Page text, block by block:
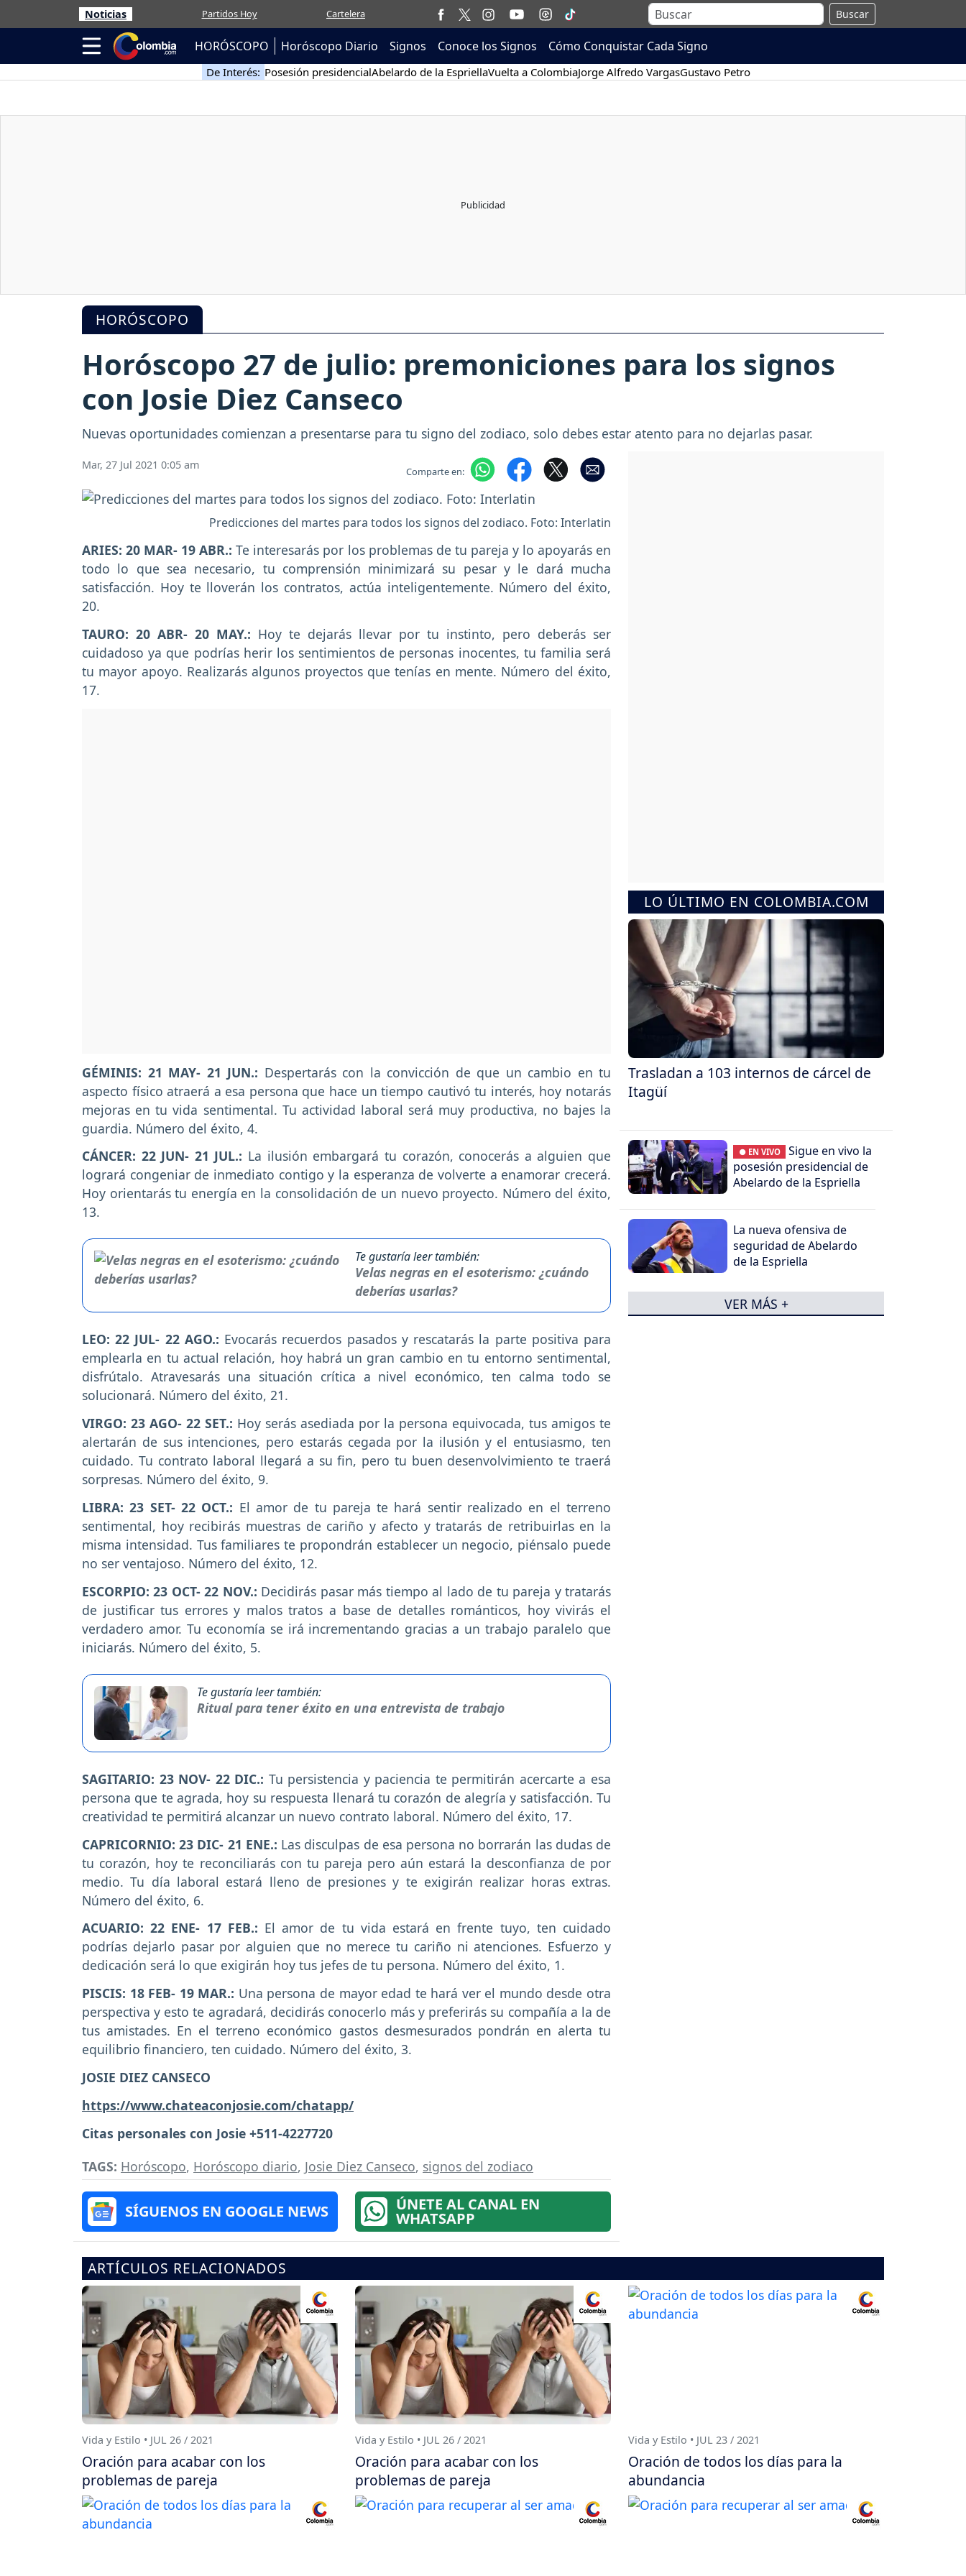
Noticias Partidos Hoy Cartelera Buscar
HORÓSCOPO Horóscopo Diario Signos Conoce los Signos Cómo Conquistar Cada Signo
De Interés: Posesión presidencialAbelardo de la EspriellaVuelta a ColombiaJorge Alfredo VargasGustavo Petro
HORÓSCOPO
Horóscopo 27 de julio: premoniciones para los signos
con Josie Diez Canseco
Nuevas oportunidades comienzan a presentarse para tu signo del zodiaco, solo debes estar atento para no dejarlas pasar.
Mar, 27 Jul 2021 0:05 am Comparte en:
Predicciones del martes para todos los signos del zodiaco. Foto: Interlatin
ARIES: 20 MAR- 19 ABR.:Te interesarás por los problemas de tu pareja y lo apoyarás en
todo lo que sea necesario, tu comprensión minimizará su pesar y le dará mucha
satisfacción. Hoy te lloverán los contratos, actúa inteligentemente. Número del éxito,
20.
TAURO: 20 ABR- 20 MAY.: Hoy te dejarás llevar por tu instinto, pero deberás ser
cuidadoso ya que podrías herir los sentimientos de personas inocentes, tu familia será
tu mayor apoyo. Realizarás algunos proyectos que tenías en mente. Número del éxito,
17.
GÉMINIS: 21 MAY- 21 JUN.: Despertarás con la convicción de que un cambio en tu
aspecto físico atraerá a esa persona que hace un tiempo cautivó tu interés, hoy notarás
mejoras en tu vida sentimental. Tu actividad laboral será muy productiva, no bajes la
guardia. Número del éxito, 4.
CÁNCER: 22 JUN- 21 JUL.: La ilusión embargará tu corazón, conocerás a alguien que
logrará congeniar de inmediato contigo y la esperanza de volverte a enamorar crecerá.
Hoy orientarás tu energía en la consolidación de un nuevo proyecto. Número del éxito,
13.
Te gustaría leer también:
Velas negras en el esoterismo: ¿cuándo
deberías usarlas?
LEO: 22 JUL- 22 AGO.: Evocarás recuerdos pasados y rescatarás la parte positiva para
emplearla en tu actual relación, hoy habrá un gran cambio en tu entorno sentimental,
disfrútalo. Atravesarás una situación crítica a nivel económico, ten calma todo se
solucionará. Número del éxito, 21.
VIRGO: 23 AGO- 22 SET.: Hoy serás asediada por la persona equivocada, tus amigos te
alertarán de sus intenciones, pero estarás cegada por la ilusión y el entusiasmo, ten
cuidado. Tu contrato laboral llegará a su fin, pero tu buen desenvolvimiento te traerá
sorpresas. Número del éxito, 9.
LIBRA: 23 SET- 22 OCT.: El amor de tu pareja te hará sentir realizado en el terreno
sentimental, hoy recibirás muestras de cariño y afecto y tratarás de retribuirlas en la
misma intensidad. Tus familiares te propondrán establecer un negocio, piénsalo puede
no ser ventajoso. Número del éxito, 12.
ESCORPIO: 23 OCT- 22 NOV.: Decidirás pasar más tiempo al lado de tu pareja y tratarás
de justificar tus errores y malos tratos a base de detalles románticos, hoy vivirás el
verdadero amor. Tu economía se irá incrementando gracias a un trabajo paralelo que
iniciarás. Número del éxito, 5.
Te gustaría leer también:
Ritual para tener éxito en una entrevista de trabajo
SAGITARIO: 23 NOV- 22 DIC.: Tu persistencia y paciencia te permitirán acercarte a esa
persona que te agrada, hoy su respuesta llenará tu corazón de alegría y satisfacción. Tu
creatividad te permitirá alcanzar un nuevo contrato laboral. Número del éxito, 17.
CAPRICORNIO: 23 DIC- 21 ENE.: Las disculpas de esa persona no borrarán las dudas de
tu corazón, hoy te reconciliarás con tu pareja pero aún estará la desconfianza de por
medio. Tu día laboral estará lleno de presiones y te exigirán realizar horas extras.
Número del éxito, 6.
ACUARIO: 22 ENE- 17 FEB.: El amor de tu vida estará en frente tuyo, ten cuidado
podrías dejarlo pasar por alguien que no merece tu cariño ni atenciones. Esfuerzo y
dedicación será lo que exigirán hoy tus jefes de tu persona. Número del éxito, 1.
PISCIS: 18 FEB- 19 MAR.: Una persona de mayor edad te hará ver el mundo desde otra
perspectiva y esto te agradará, decidirás conocerlo más y preferirás su compañía a la de
tus amistades. En el terreno económico gastos desmesurados pondrán en alerta tu
equilibrio financiero, ten cuidado. Número del éxito, 3.
JOSIE DIEZ CANSECO
https://www.chateaconjosie.com/chatapp/
Citas personales con Josie +511-4227720
TAGS: Horóscopo, Horóscopo diario, Josie Diez Canseco, signos del zodiaco
SÍGUENOS EN GOOGLE NEWS ÚNETE AL CANAL EN
WHATSAPP
LO ÚLTIMO EN COLOMBIA.COM
Trasladan a 103 internos de cárcel de
Itagüí
● EN VIVO
Sigue en vivo la
posesión presidencial de
Abelardo de la Espriella
La nueva ofensiva de
seguridad de Abelardo
de la Espriella
VER MÁS +
ARTÍCULOS RELACIONADOS
Vida y Estilo • JUL 26 / 2021
Oración para acabar con los
problemas de pareja
Vida y Estilo • JUL 26 / 2021
Oración para acabar con los
problemas de pareja
Vida y Estilo • JUL 23 / 2021
Oración de todos los días para la
abundancia